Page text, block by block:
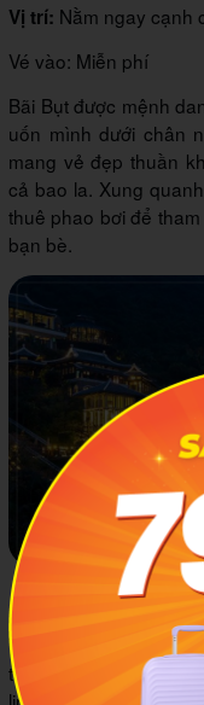
Vị trí: Nằm ngay cạnh
Vé vào: Miễn phí
Bãi Bụt được mệnh
uốn mình dưới chân
mang vẻ đẹp thuần
cả bao la. Xung
thuê phao bơi để
bạn bè.
Khu biệt
Thời khắc hoàng hôn
từ bãi Bụt đều có thể